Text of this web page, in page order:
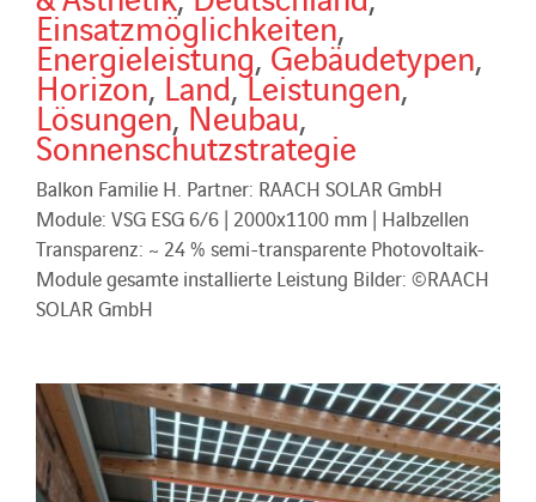
Einsatzmöglichkeiten,
Energieleistung,Gebäudetypen,
Horizon,Land,Leistungen,
Lösungen,Neubau,
Sonnenschutzstrategie
Balkon Familie H. Partner: RAACH SOLAR GmbH
Module: VSG ESG 6/6 | 2000x1100 mm | Halbzellen
Transparenz: ~ 24 % semi-transparente Photovoltaik-
Module gesamte installierte Leistung Bilder: ©RAACH
SOLAR GmbH